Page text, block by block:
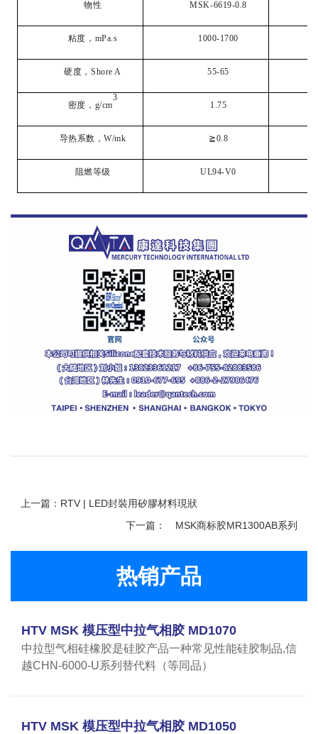
物性 MSK-6619-0.8
粘度，mPa.s 1000-1700
硬度，Shore A 55-65
密度，g/cm
3
1.75
导热系数，W/mk ≧0.8
阻燃等级 UL94-V0
上一篇：RTV | LED封裝用矽膠材料現狀
下一篇：
MSK商标胶MR1300AB系列
热销产品
HTV MSK 模压型中拉气相胶 MD1070
中拉型气相硅橡胶是硅胶产品一种常见性能硅胶制品,信
越CHN-6000-U系列替代料（等同品）
HTV MSK 模压型中拉气相胶 MD1050